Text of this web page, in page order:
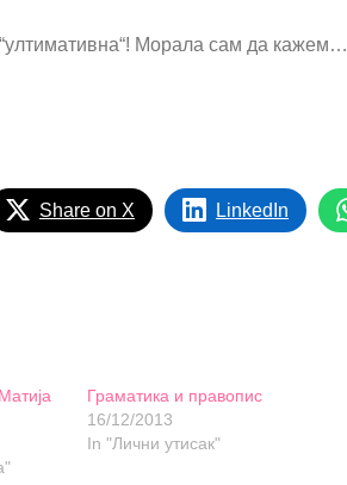
Морала сам да кажем…
Share on X LinkedIn
Граматика и правопис
16/12/2013
In "Лични утисак"